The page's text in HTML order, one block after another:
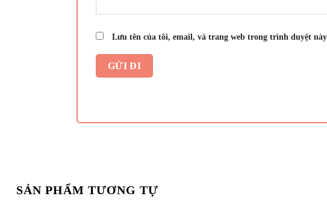
Lưu tên của tôi, email, và trang web trong trình duyệt
SẢN PHẨM TƯƠNG TỰ